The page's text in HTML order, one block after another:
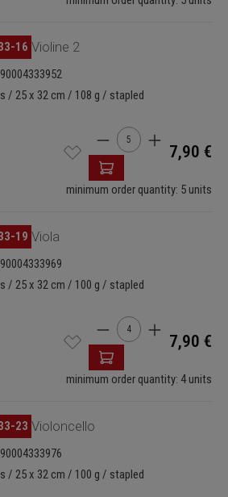
16 Violine 2
/ 25 x 32 cm / 108 g / stapled
Cantidad del
7,90 €
minimum order quantity: 5 units
19 Viola
/ 25 x 32 cm / 100 g / stapled
Cantidad del
7,90 €
minimum order quantity: 4 units
23 Violoncello
/ 25 x 32 cm / 100 g / stapled